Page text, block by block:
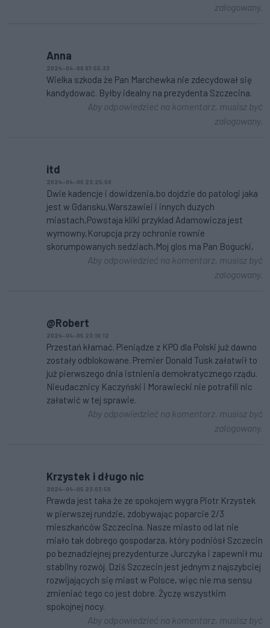
zalogowany.
Anna
2024-04-06 07:55:33
Wielka szkoda że Pan Marchewka nie zdecydował się
kandydować. Byłby idealny na prezydenta Szczecina.
Aby odpowiedzieć na komentarz, musisz być
zalogowany.
itd
2024-04-05 23:25:50
Dwie kadencje i dowidzenia,bo dojdzie do patologi jaka
jest w Gdansku,Warszawiei i innych duzych
miastach,Powstaja kliki przyklad Adamowicza jest
wymowny,Korupcja przy ochronie rownie
skorumpowanych sedziach,Moj glos ma Pan Bogucki,
Aby odpowiedzieć na komentarz, musisz być
zalogowany.
@Robert
2024-04-05 23:16:12
Przestań kłamać. Pieniądze z KPO dla Polski już dawno
zostały odblokowane. Premier Donald Tusk załatwił to
już pierwszego dnia istnienia demokratycznego rządu.
Nieudacznicy Kaczyński i Morawiecki nie potrafili nic
załatwić w tej sprawie.
Aby odpowiedzieć na komentarz, musisz być
zalogowany.
Krzystek i długo nic
2024-04-05 23:03:56
Prawda jest taka że ze spokojem wygra Piotr Krzystek
w pierwszej rundzie, zdobywając poparcie 2/3
mieszkańców Szczecina. Nasze miasto od lat nie
miało tak dobrego gospodarza, który podniósł Szczecin
po beznadziejnej prezydenturze Jurczyka i zapewnił mu
stabilny rozwój. Dziś Szczecin jest jednym z najszybciej
rozwijających się miast w Polsce, więc nie ma sensu
zmieniać tego co jest dobre. Życzę wszystkim
spokojnej nocy.
Aby odpowiedzieć na komentarz, musisz być